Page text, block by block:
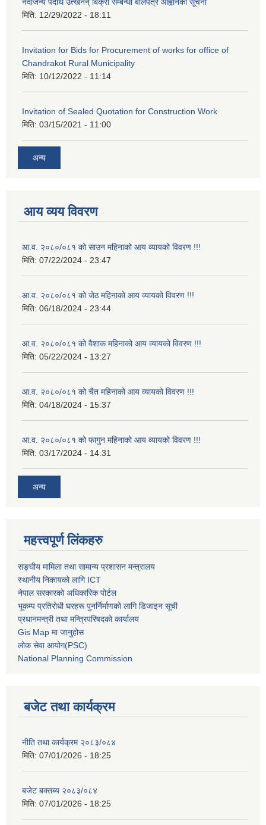
मिति: 12/29/2022 - 18:11
Invitation for Bids for Procurement of works for office of
Chandrakot Rural Municipality
मिति: 10/12/2022 - 11:14
Invitation of Sealed Quotation for Construction Work
मिति: 03/15/2021 - 11:00
अन्य
आय व्यय विवरण
आ.व. २०८०/०८१ को साउन महिनाको आय व्यायको विवरण !!!
मिति: 07/22/2024 - 23:47
आ.व. २०८०/०८१ को जेठ महिनाको आय व्यायको विवरण !!!
मिति: 06/18/2024 - 23:44
आ.व. २०८०/०८१ को वैशाक महिनाको आय व्यायको विवरण !!!
मिति: 05/22/2024 - 13:27
आ.व. २०८०/०८१ को चैत महिनाको आय व्यायको विवरण !!!
मिति: 04/18/2024 - 15:37
आ.व. २०८०/०८१ को फागुन महिनाको आय व्यायको विवरण !!!
मिति: 03/17/2024 - 14:31
अन्य
महत्त्वपूर्ण लिंकहरु
सङ्घीय मामिला तथा सामान्य प्रशासन मन्त्रालय
स्थानीय निकायको लागि ICT
नेपाल सरकारको अधिकारिक पोर्टल
भूकम्प प्रतिरोधी घरहरू पुनर्निर्माणको लागि डिजाइन सूची
प्रधानमन्त्री तथा मन्त्रिपरिषदको कार्यालय
Gis Map मा जानुहोस
लोक सेवा आयोग(PSC)
National Planning Commission
बजेट तथा कार्यक्रम
नीति तथा कार्यक्रम २०८३/०८४
मिति: 07/01/2026 - 18:25
बजेट बक्तब्य २०८३/०८४
मिति: 07/01/2026 - 18:25